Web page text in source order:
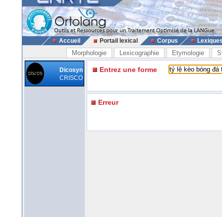
Accueil Portail lexical Corpus
Morphologie Lexicographie Etymologie
Dicosyn
CRISCO
Entrez une forme
Erreur